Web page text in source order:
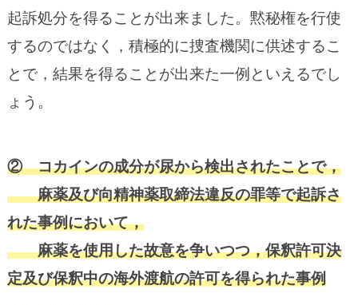
起訴処分を得ることが出来ました。黙秘権を行使
するのではなく，積極的に捜査機関に供述するこ
とで，結果を得ることが出来た一例といえるでし
ょう。
② コカインの成分が尿から検出されたことで，
麻薬及び向精神薬取締法違反の罪等で起訴さ
れた事例において，
麻薬を使用した故意を争いつつ，保釈許可決
定及び保釈中の海外渡航の許可を得られた事例